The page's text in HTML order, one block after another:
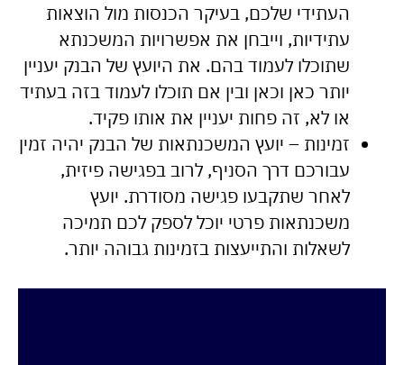
העתידי שלכם, בעיקר הכנסות מול הוצאות
עתידיות, וייבחן את אפשרויות המשכנתא
שתוכלו לעמוד בהם. את היועץ של הבנק יעניין
יותר כאן וכאן ובין אם תוכלו לעמוד בזה בעתיד
או לא, זה פחות יעניין את אותו פקיד.
זמינות – יועץ המשכנתאות של הבנק יהיה זמין
עבורכם דרך הסניף, לרוב בפגישה פיזית,
לאחר שתקבעו פגישה מסודרת. יועץ
משכנתאות פרטי יוכל לספק לכם תמיכה
לשאלות והתייעצות בזמינות גבוהה יותר.